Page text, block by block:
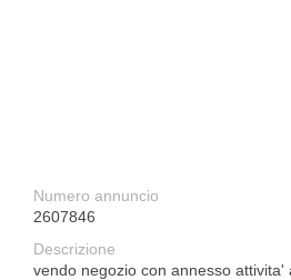
Numero annuncio
2607846
Descrizione
vendo negozio con annesso attivita'